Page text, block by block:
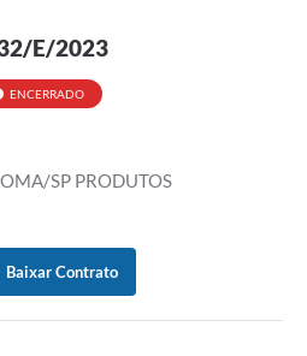
E/2023
ENCERRADO
SP PRODUTOS
Baixar Contrato